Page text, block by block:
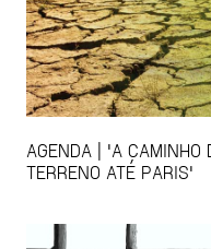
AGENDA | 'A CAMINHO
TERRENO ATÉ PARIS'